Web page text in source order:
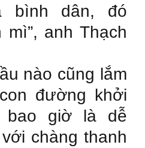
bình dân, đó
anh Thạch
nào cũng lắm
đường khởi
bao giờ là dễ
chàng thanh